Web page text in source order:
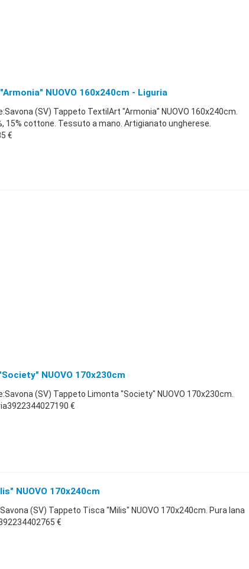
NUOVO 160x240cm - Liguria
(SV) Tappeto TextilArt "Armonia" NUOVO 160x240cm.
15% cottone. Tessuto a mano. Artigianato ungherese.
€
NUOVO 170x230cm
(SV) Tappeto Limonta "Society" NUOVO 170x230cm.
€
NUOVO 170x240cm
(SV) Tappeto Tisca "Milis" NUOVO 170x240cm. Pura lana
€